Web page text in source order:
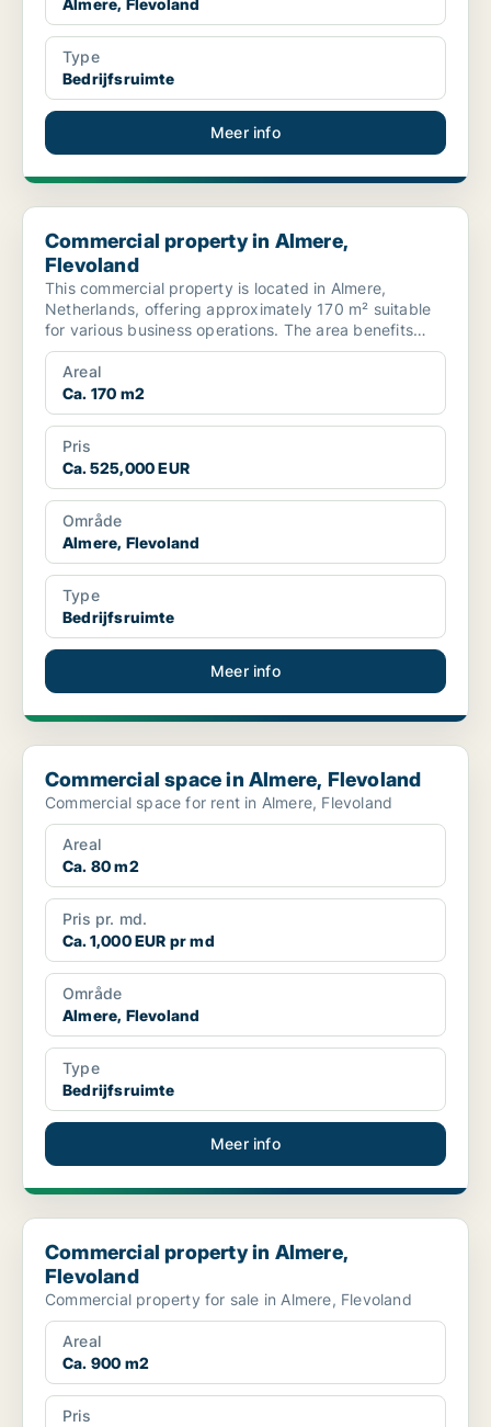
Almere, Flevoland
Type
Bedrijfsruimte
Meer info
Commercial property in Almere, Flevoland
Commercial property in Almere,
Flevoland
This commercial property is located in Almere,
Netherlands, offering approximately 170 m² suitable
for various business operations. The area benefits
from go...
Areal
Ca. 170 m2
Pris
Ca. 525,000 EUR
Område
Almere, Flevoland
Type
Bedrijfsruimte
Meer info
Commercial space in Almere, Flevoland
Commercial space in Almere, Flevoland
Commercial space for rent in Almere, Flevoland
Areal
Ca. 80 m2
Pris pr. md.
Ca. 1,000 EUR pr md
Område
Almere, Flevoland
Type
Bedrijfsruimte
Meer info
Commercial property in Almere, Flevoland
Commercial property in Almere,
Flevoland
Commercial property for sale in Almere, Flevoland
Areal
Ca. 900 m2
Pris